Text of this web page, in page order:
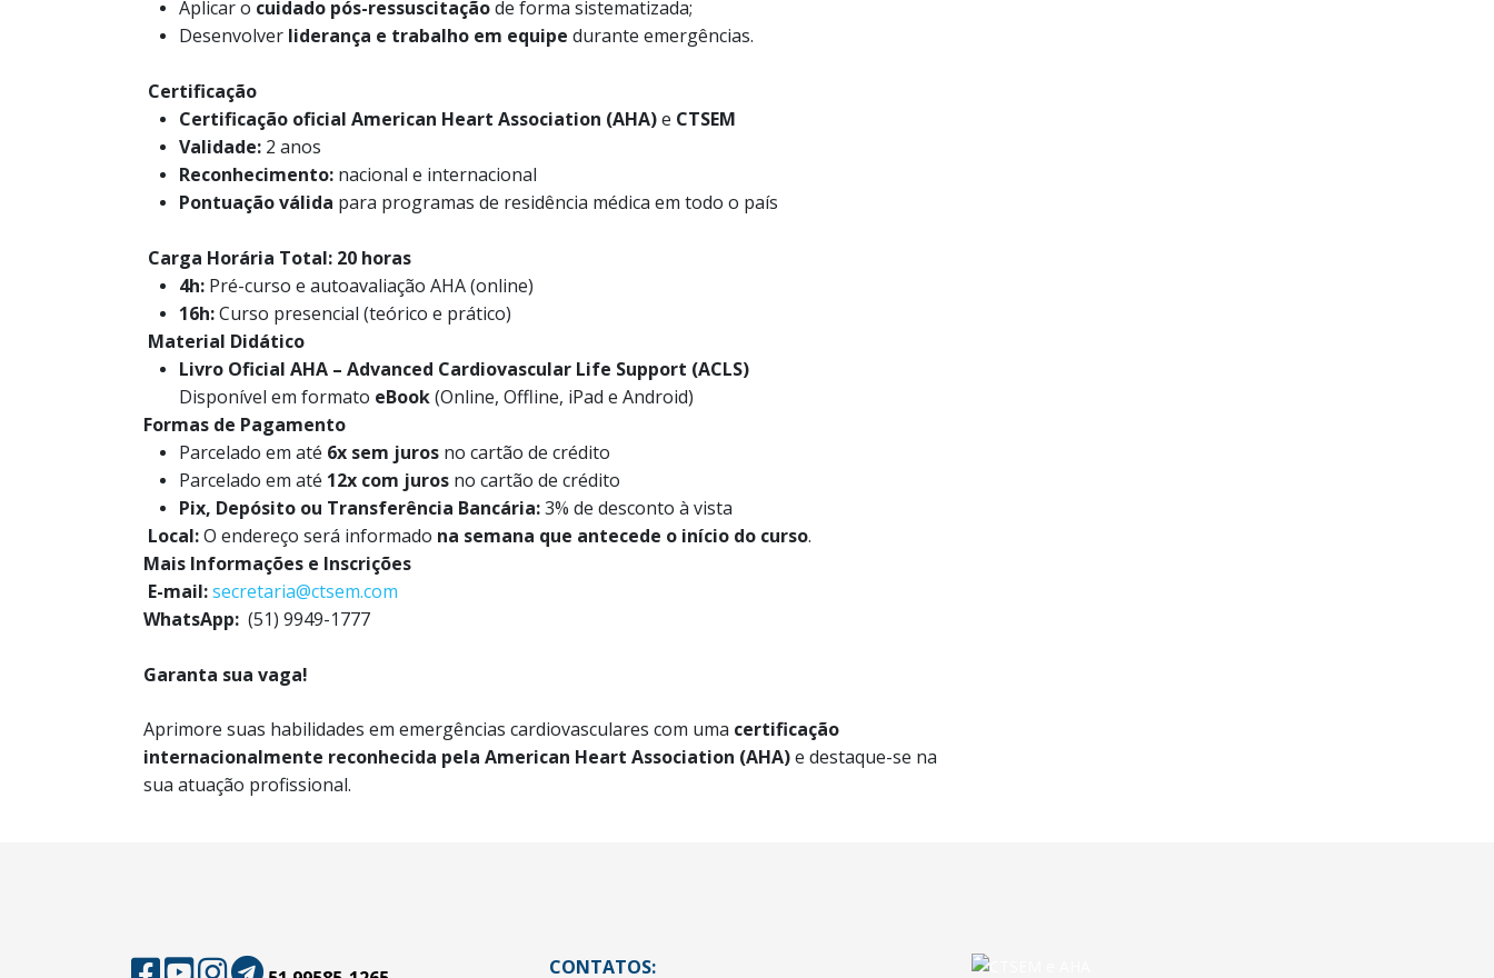
Aplicar o cuidado pós-ressuscitaçãode forma sistematizada;
Desenvolver liderança e trabalho em equipe durante emergências.
Certificação
Certificação oficial American Heart Association (AHA)e CTSEM
Validade: 2 anos
Reconhecimento: nacional e internacional
Pontuação válida para programas de residência médica em todo o país
Carga Horária Total: 20 horas
4h: Pré-curso e autoavaliação AHA (online)
16h:Curso presencial (teórico e prático)
Material Didático
Livro Oficial AHA – Advanced Cardiovascular Life Support (ACLS)
Disponível em formato eBook(Online, Offline, iPad e Android)
Formas de Pagamento
Parcelado em até 6x sem juros no cartão de crédito
Parcelado em até 12x com juros no cartão de crédito
Pix, Depósito ou Transferência Bancária:3% de desconto à vista
Local:O endereço será informado na semana que antecede o início do curso.
Mais Informações e Inscrições
E-mail:secretaria@ctsem.com
WhatsApp: (51) 9949-1777
Garanta sua vaga!
Aprimore suas habilidades em emergências cardiovasculares com uma certificação
internacionalmente reconhecida pela American Heart Association (AHA)e destaque-se na
sua atuação profissional.
CONTATOS: